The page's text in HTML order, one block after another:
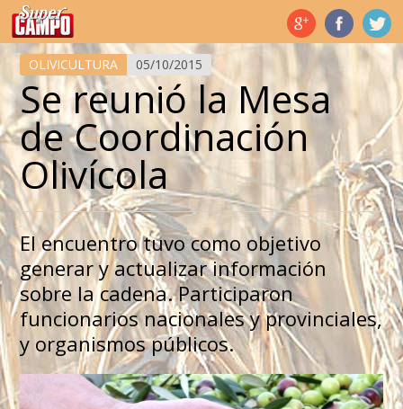
Temas de hoy
OLIVICULTURA 05/10/2015
Se reunió la Mesa
de Coordinación
Olivícola
El encuentro tuvo como objetivo
generar y actualizar información
sobre la cadena. Participaron
funcionarios nacionales y provinciales,
y organismos públicos.